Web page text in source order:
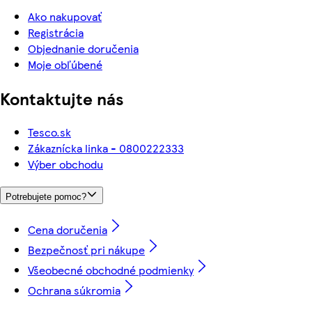
Ako nakupovať
Registrácia
Objednanie doručenia
Moje obľúbené
Kontaktujte nás
Tesco.sk
Zákaznícka linka - 0800222333
Výber obchodu
Potrebujete pomoc?
Cena doručenia
Bezpečnosť pri nákupe
Všeobecné obchodné podmienky
Ochrana súkromia